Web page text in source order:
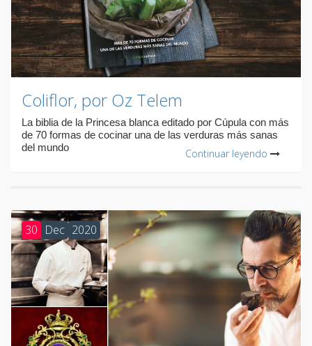
Coliflor, por Oz Telem
La biblia de la Princesa blanca editado por Cúpula con más
de 70 formas de cocinar una de las verduras más sanas
del mundo
Continuar leyendo
30 Dec 2020